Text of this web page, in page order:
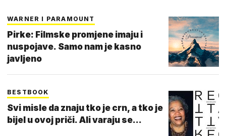
WARNER I PARAMOUNT
Pirke: Filmske promjene imaju i
nuspojave. Samo nam je kasno
javljeno
BESTBOOK
Svi misle da znaju tko je crn, a tko je
bijel u ovoj priči. Ali varaju se...